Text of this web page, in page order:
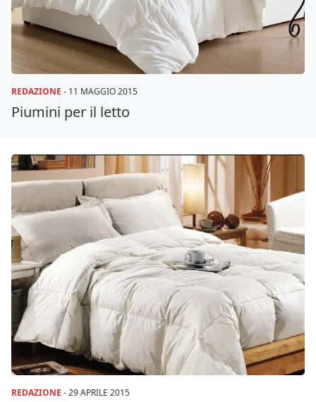
REDAZIONE - 11 MAGGIO 2015
Piumini per il letto
REDAZIONE -29 APRILE 2015